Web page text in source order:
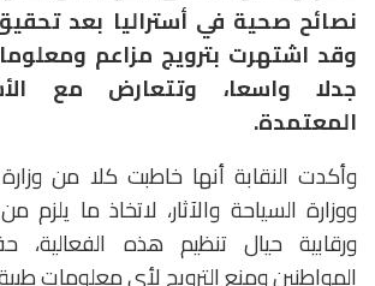
نصائح صحية في أستراليا بعد
وقد اشتهرت بترويج مزاعم
جدلا واسعا، وتتعارض مع
المعتمدة.
وأكدت النقابة أنها خاطبت كلا من
ووزارة السياحة والآثار، لاتخاذ ما يلزم
ورقابية حيال تنظيم هذه
المواطنين ومنع الترويج لأي معلومات